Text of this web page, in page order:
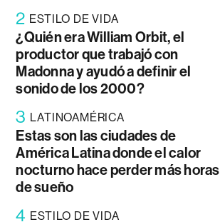
2 ESTILO DE VIDA
¿Quién era William Orbit, el
productor que trabajó con
Madonna y ayudó a definir el
sonido de los 2000?
3 LATINOAMÉRICA
Estas son las ciudades de
América Latina donde el calor
nocturno hace perder más horas
de sueño
4 ESTILO DE VIDA